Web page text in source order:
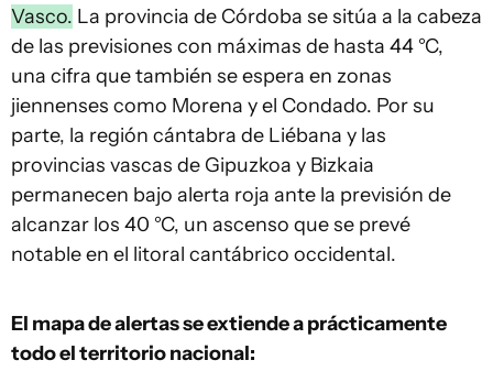
Vasco. La provincia de Córdoba se sitúa a la cabeza
de las previsiones con máximas de hasta 44 °C,
una cifra que también se espera en zonas
jiennenses como Morena y el Condado. Por su
parte, la región cántabra de Liébana y las
provincias vascas de Gipuzkoa y Bizkaia
permanecen bajo alerta roja ante la previsión de
alcanzar los 40 °C, un ascenso que se prevé
notable en el litoral cantábrico occidental.
El mapa de alertas se extiende a prácticamente
todo el territorio nacional: